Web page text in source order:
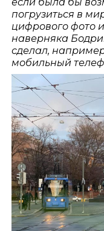
погрузиться в
цифрового фото
наверняка
сделал,
мобильный